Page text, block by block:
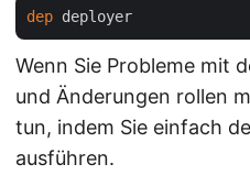
dep
Wenn Sie Probleme mit
und Änderungen rollen
tun, indem Sie einfach
ausführen.